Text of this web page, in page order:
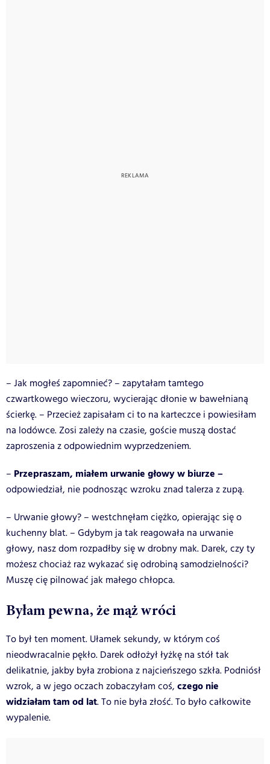
– Jak mogłeś zapomnieć? – zapytałam tamtego
czwartkowego wieczoru, wycierając dłonie w bawełnianą
ścierkę. – Przecież zapisałam ci to na karteczce i powiesiłam
na lodówce. Zosi zależy na czasie, goście muszą dostać
zaproszenia z odpowiednim wyprzedzeniem.
– Przepraszam, miałem urwanie głowy w biurze –
odpowiedział, nie podnosząc wzroku znad talerza z zupą.
– Urwanie głowy? – westchnęłam ciężko, opierając się o
kuchenny blat. – Gdybym ja tak reagowała na urwanie
głowy, nasz dom rozpadłby się w drobny mak. Darek, czy ty
możesz chociaż raz wykazać się odrobiną samodzielności?
Muszę cię pilnować jak małego chłopca.
Byłam pewna, że mąż wróci
To był ten moment. Ułamek sekundy, w którym coś
nieodwracalnie pękło. Darek odłożył łyżkę na stół tak
delikatnie, jakby była zrobiona z najcieńszego szkła. Podniósł
wzrok, a w jego oczach zobaczyłam coś, czego nie
widziałam tam od lat. To nie była złość. To było całkowite
wypalenie.